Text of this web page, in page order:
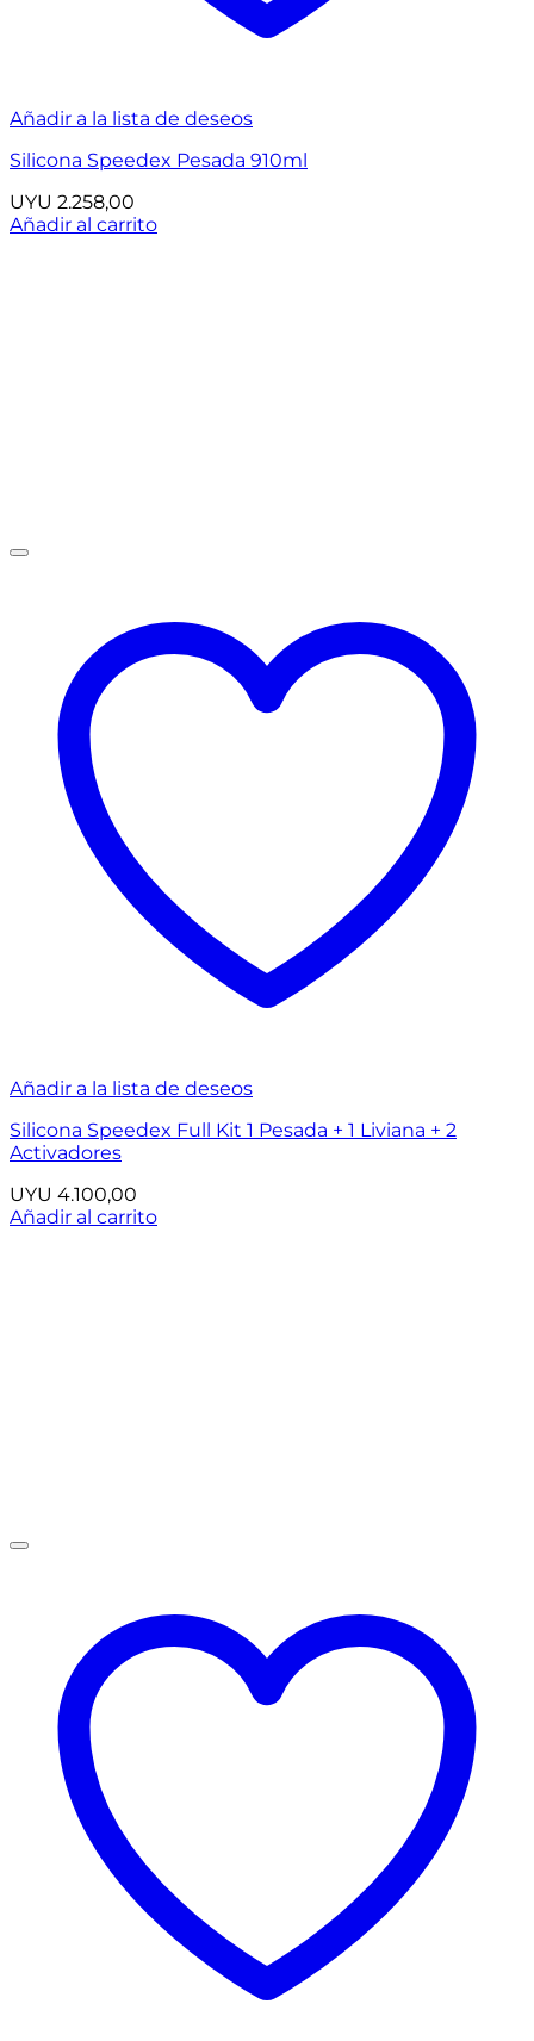
Añadir a la lista de deseos
Silicona Speedex Pesada 910ml
UYU 2.258,00
Añadir al carrito
Añadir a la lista de deseos
Silicona Speedex Full Kit 1 Pesada + 1 Liviana + 2
Activadores
UYU 4.100,00
Añadir al carrito